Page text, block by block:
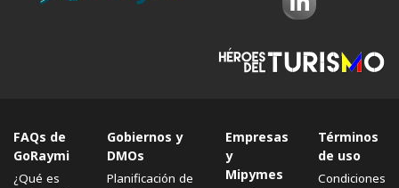
FAQs de
GoRaymi
¿Qué es
Gobiernos y
DMOs
Planificación de
Empresas
y
Mipymes
Términos
de uso
Condiciones